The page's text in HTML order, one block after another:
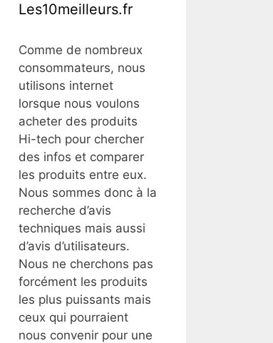
Les10meilleurs.fr
Comme de nombreux
consommateurs, nous
utilisons internet
lorsque nous voulons
acheter des produits
Hi-tech pour chercher
des infos et comparer
les produits entre eux.
Nous sommes donc à la
recherche d’avis
techniques mais aussi
d’avis d’utilisateurs.
Nous ne cherchons pas
forcément les produits
les plus puissants mais
ceux qui pourraient
nous convenir pour une